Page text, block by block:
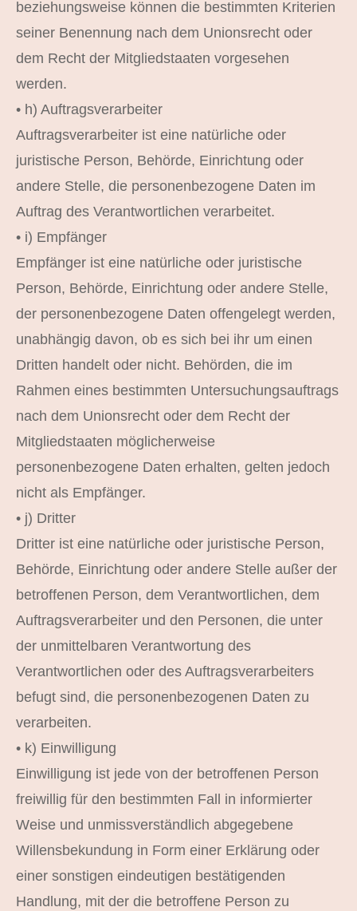
beziehungsweise können die bestimmten Kriterien
seiner Benennung nach dem Unionsrecht oder
dem Recht der Mitgliedstaaten vorgesehen
werden.
• h) Auftragsverarbeiter
Auftragsverarbeiter ist eine natürliche oder
juristische Person, Behörde, Einrichtung oder
andere Stelle, die personenbezogene Daten im
Auftrag des Verantwortlichen verarbeitet.
• i) Empfänger
Empfänger ist eine natürliche oder juristische
Person, Behörde, Einrichtung oder andere Stelle,
der personenbezogene Daten offengelegt werden,
unabhängig davon, ob es sich bei ihr um einen
Dritten handelt oder nicht. Behörden, die im
Rahmen eines bestimmten Untersuchungsauftrags
nach dem Unionsrecht oder dem Recht der
Mitgliedstaaten möglicherweise
personenbezogene Daten erhalten, gelten jedoch
nicht als Empfänger.
• j) Dritter
Dritter ist eine natürliche oder juristische Person,
Behörde, Einrichtung oder andere Stelle außer der
betroffenen Person, dem Verantwortlichen, dem
Auftragsverarbeiter und den Personen, die unter
der unmittelbaren Verantwortung des
Verantwortlichen oder des Auftragsverarbeiters
befugt sind, die personenbezogenen Daten zu
verarbeiten.
• k) Einwilligung
Einwilligung ist jede von der betroffenen Person
freiwillig für den bestimmten Fall in informierter
Weise und unmissverständlich abgegebene
Willensbekundung in Form einer Erklärung oder
einer sonstigen eindeutigen bestätigenden
Handlung, mit der die betroffene Person zu